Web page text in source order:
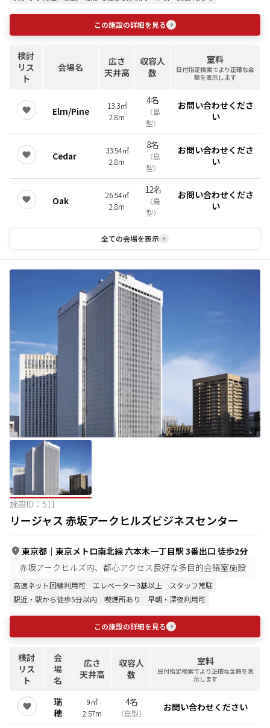
この施設の詳細を見る
検討
リス
ト
会場名
広さ
天井高
収容人
数
室料
日付指定検索でより正確な金
額を表示します
Elm/Pine
13.3㎡
2.8m
4名
（島
型）
お問い合わせくださ
い
Cedar
33.54㎡
2.8m
8名
（島
型）
お問い合わせくださ
い
Oak
26.54㎡
2.8m
12名
（島
型）
お問い合わせくださ
い
全ての会場を表示
施設ID： 511
リージャス 赤坂アークヒルズビジネスセンター
東京都 ｜ 東京メトロ南北線 六本木一丁目駅 3番出口 徒歩2分
赤坂アークヒルズ内、都心アクセス良好な多目的会議室施設
高速ネット回線利用可 エレベーター3基以上
スタッフ常駐
駅近・駅から徒歩5分以内
喫煙所あり 早朝・深夜利用可
この施設の詳細を見る
検討
リス
ト
会
場
名
広さ
天井高
収容人
数
室料
日付指定検索でより正確な金額を表
示します
瑞
穂
9㎡
2.57m
4名
（島型）
お問い合わせください